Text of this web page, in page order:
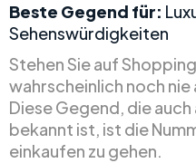
Beste Gegend für:
Sehenswürdigkeiten
Stehen Sie auf
wahrscheinlich noch nie
Diese Gegend, die
bekannt ist, ist die
einkaufen zu gehen.